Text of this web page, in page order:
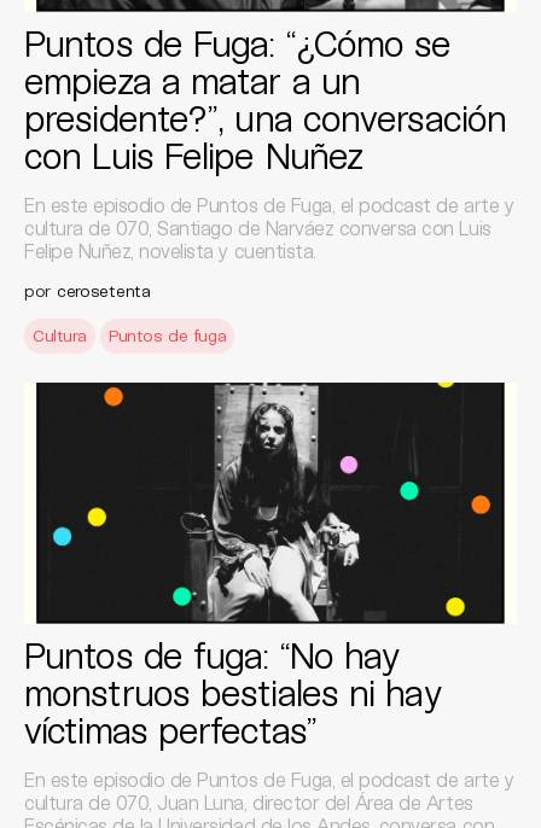
Puntos de Fuga: “¿Cómo se
empieza a matar a un
presidente?”, una conversación
con Luis Felipe Nuñez
En este episodio de Puntos de Fuga, el podcast de arte y
cultura de 070, Santiago de Narváez conversa con Luis
Felipe Nuñez, novelista y cuentista.
por cerosetenta
Cultura Puntos de fuga
Puntos de fuga: “No hay
monstruos bestiales ni hay
víctimas perfectas”
En este episodio de Puntos de Fuga, el podcast de arte y
cultura de 070, Juan Luna, director del Área de Artes